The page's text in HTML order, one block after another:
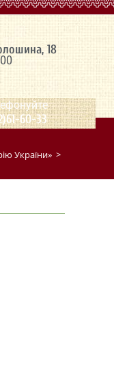
18
60-33
України» >